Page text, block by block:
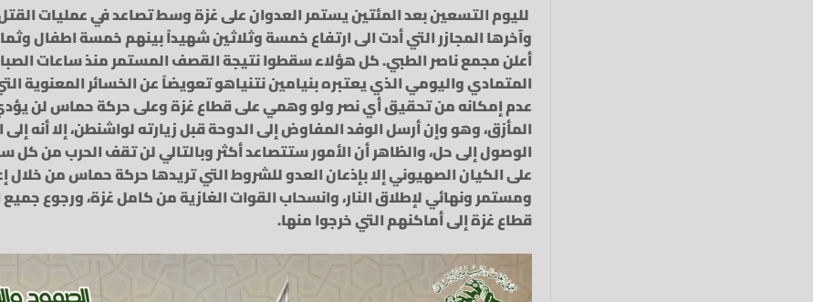
لليوم التسعين بعد المئتين يستمر العدوان على غزة وسط تصاعد في عمليات القتل
وآخرها المجازر التي أدت الى ارتفاع خمسة وثلاثين شهيداً بينهم خمسة اطفال
أعلن مجمع ناصر الطبي. كل هؤلاء سقطوا نتيجة القصف المستمر منذ ساعات
المتمادي واليومي الذي يعتبره بنيامين نتنياهو تعويضاً عن الخسائر المعنوية
عدم إمكانه من تحقيق أي نصر ولو وهمي على قطاع غزة وعلى حركة حماس لن
المأزق، وهو وإن أرسل الوفد المفاوض إلى الدوحة قبل زيارته لواشنطن، إلا أنه إلى
الوصول إلى حل، والظاهر أن الأمور ستتصاعد أكثر وبالتالي لن تقف الحرب من كل
على الكيان الصهيوني إلا بإذعان العدو للشروط التي تريدها حركة حماس من خلال
ومستمر ونهائي لإطلاق النار، وانسحاب القوات الغازية من كامل غزة، ورجوع
قطاع غزة إلى أماكنهم التي خرجوا منها.